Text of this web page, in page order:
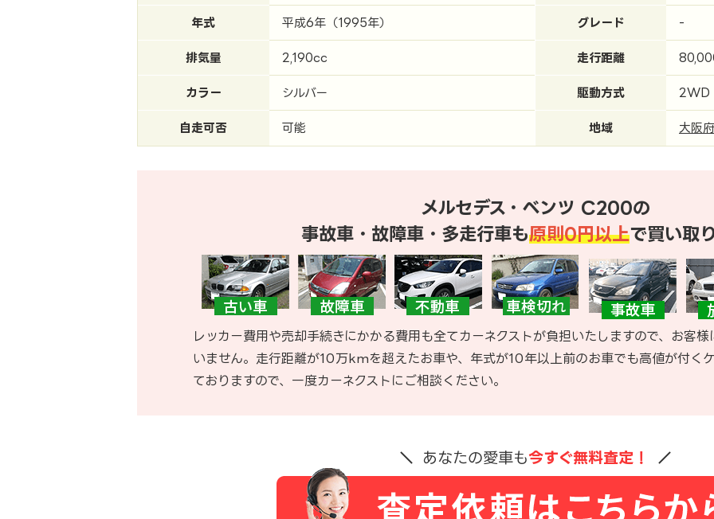
年式 平成6年（1995年） グレード -
排気量 2,190cc 走行距離
カラー シルバー 駆動方式 2WD
自走可否 可能 地域 大阪府
メルセデス・ベンツ C200の
事故車・故障車・多走行車も原則0円以上で買い取
レッカー費用や売却手続きにかかる費用も全てカーネクストが負担いたしますので、お客
いません。走行距離が10万kmを超えたお車や、年式が10年以上前のお車でも高値が付く
ておりますので、一度カーネクストにご相談ください。
あなたの愛車も今すぐ無料査定！